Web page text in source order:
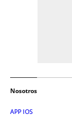
Nosotros
APP IOS